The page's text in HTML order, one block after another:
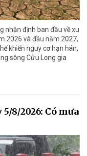
nhận định ban đầu về xu
2026 và đầu năm 2027,
khiến nguy cơ hạn hán,
sông Cửu Long gia
8/2026: Có mưa